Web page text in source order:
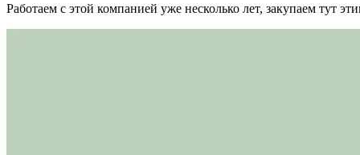
Работаем с этой компанией уже несколько лет, закупаем тут